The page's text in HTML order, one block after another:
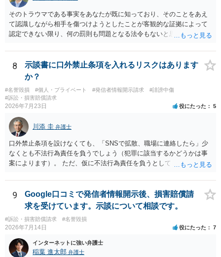
そのトラウマである事実をあなたが既に知っており、そのことをあえ
て認識しながら相手を傷つけようとしたことが客観的な証拠によって
認定できない限り、何の罰則も問題となる法令もないと思われます。
8
示談書に口外禁止条項を入れるリスクはあります
か？
#名誉毀損 #個人・プライベート #発信者情報開示請求
#誹謗中傷
#訴訟・損害賠償請求
2026年7月23日 役にたった 5
川添 圭 弁護士
口外禁止条項を設けなくても、「SNSで拡散、職場に連絡したら」少
なくとも不法行為責任を負うでしょう（犯罪に該当するかどうかは事
案によります）。 ただ、仮に不法行為責任を負うとしても、違約金を
（日本の裁判所が認定する慰謝料は、到底被害感情を満足させられる
ような金額ではありません）。そのため、口外禁止条項とともに口外
した場合の違約金（100～200万円程度）を定めることには、大きな意
味と抑止力があります。 逆に、口外禁止条項を設けると、正当な理由
がある場合を除いて第三者へ情報開示ができなくなります。そのた
め、口外禁止条項によって自らを縛られてしまうと困るようなケース
（例えば弁護団事件でマスコミ等へ公表する必要があるケース等）で
は、口外禁止の範囲を特定・限定する等の工夫をすることがあります
9
Google口コミで発信者情報開示後、損害賠償請
求を受けています。示談について相談です。
#訴訟・損害賠償請求 #名誉毀損
2026年7月14日 役にたった 7
インターネットに強い弁護士
稲葉 進太郎 弁護士